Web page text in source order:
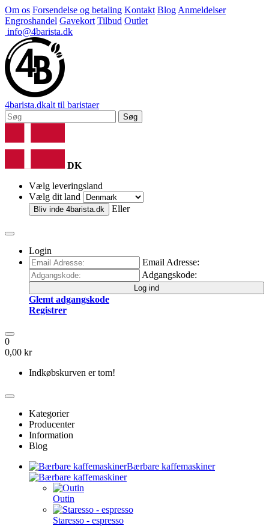
Om os Forsendelse og betaling Kontakt Blog Anmeldelser
Engroshandel Gavekort Tilbud Outlet
info@4barista.dk
4barista.dkalt til baristaer
Søg
DK
Vælg leveringsland
Vælg dit land
Bliv inde 4barista.dk Eller
Login
Email Adresse:
Adgangskode:
Log ind
Glemt adgangskode
Registrer
0
0,00 kr
Indkøbskurven er tom!
Kategorier
Producenter
Information
Blog
Bærbare kaffemaskiner
Outin
Staresso - espresso